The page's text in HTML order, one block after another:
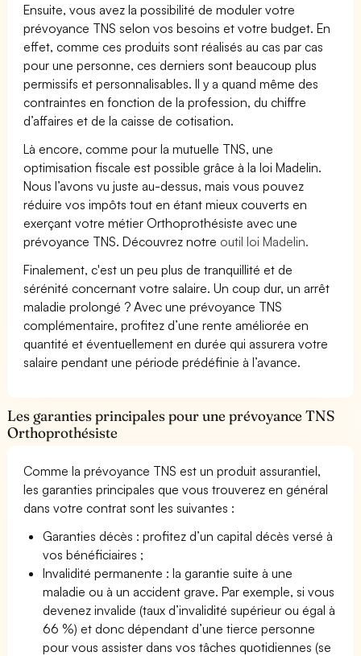
Ensuite, vous avez la possibilité de moduler votre
prévoyance TNS selon vos besoins et votre budget. En
effet, comme ces produits sont réalisés au cas par cas
pour une personne, ces derniers sont beaucoup plus
permissifs et personnalisables. Il y a quand même des
contraintes en fonction de la profession, du chiffre
d’affaires et de la caisse de cotisation.
Là encore, comme pour la mutuelle TNS, une
optimisation fiscale est possible grâce à la loi Madelin.
Nous l’avons vu juste au-dessus, mais vous pouvez
réduire vos impôts tout en étant mieux couverts en
exerçant votre métier Orthoprothésiste avec une
prévoyance TNS. Découvrez notre outil loi Madelin.
Finalement, c'est un peu plus de tranquillité et de
sérénité concernant votre salaire. Un coup dur, un arrêt
maladie prolongé ? Avec une prévoyance TNS
complémentaire, profitez d’une rente améliorée en
quantité et éventuellement en durée qui assurera votre
salaire pendant une période prédéfinie à l’avance.
Les garanties principales pour une prévoyance TNS
Orthoprothésiste
Comme la prévoyance TNS est un produit assurantiel,
les garanties principales que vous trouverez en général
dans votre contrat sont les suivantes :
Garanties décès : profitez d’un capital décès versé à
vos bénéficiaires ;
Invalidité permanente : la garantie suite à une
maladie ou à un accident grave. Par exemple, si vous
devenez invalide (taux d’invalidité supérieur ou égal à
66 %) et donc dépendant d’une tierce personne
pour vous assister dans vos tâches quotidiennes (se